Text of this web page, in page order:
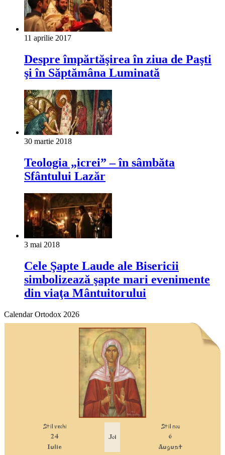
11 aprilie 2017
Despre împărtăşirea în ziua de Paşti
şi în Săptămâna Luminată
30 martie 2018
Teologia „icrei” – în sâmbăta
Sfântului Lazăr
3 mai 2018
Cele Şapte Laude ale Bisericii
simbolizează şapte mari evenimente
din viaţa Mântuitorului
Calendar Ortodox 2026